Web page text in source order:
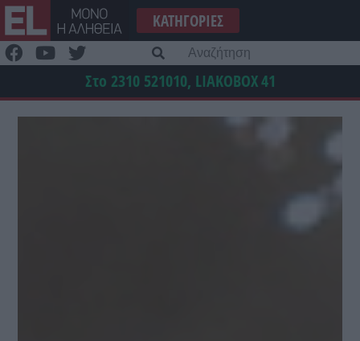
Μετάβαση
στο
περιεχόμενο
ΚΑΤΗΓΟΡΊΕΣ
Στο 2310 521010, LIAKOBOX41